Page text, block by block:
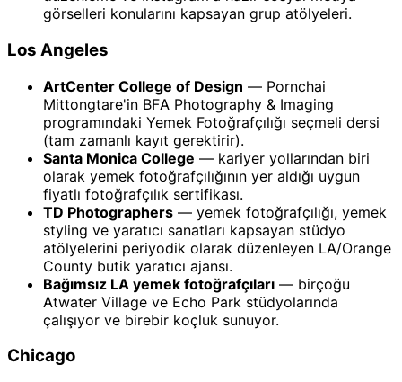
görselleri konularını kapsayan grup atölyeleri.
Los Angeles
ArtCenter College of Design — Pornchai
Mittongtare'in BFA Photography & Imaging
programındaki Yemek Fotoğrafçılığı seçmeli dersi
(tam zamanlı kayıt gerektirir).
Santa Monica College — kariyer yollarından biri
olarak yemek fotoğrafçılığının yer aldığı uygun
fiyatlı fotoğrafçılık sertifikası.
TD Photographers — yemek fotoğrafçılığı, yemek
styling ve yaratıcı sanatları kapsayan stüdyo
atölyelerini periyodik olarak düzenleyen LA/Orange
County butik yaratıcı ajansı.
Bağımsız LA yemek fotoğrafçıları — birçoğu
Atwater Village ve Echo Park stüdyolarında
çalışıyor ve birebir koçluk sunuyor.
Chicago